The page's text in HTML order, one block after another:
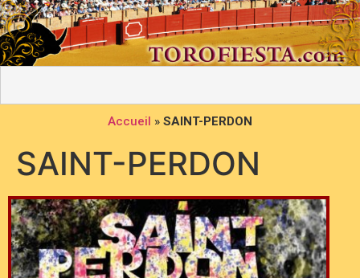
Accueil » SAINT-PERDON
SAINT-PERDON